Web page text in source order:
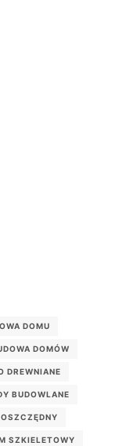
DOMU
DOMÓW
DREWNIANE
BUDOWLANE
SZKIELETOWY